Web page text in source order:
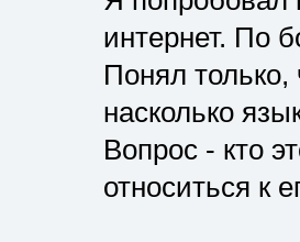
интернет. По
Понял только,
насколько
Вопрос - кто
относиться к